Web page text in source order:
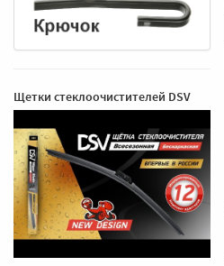
Щетки стеклоочистителей DSV